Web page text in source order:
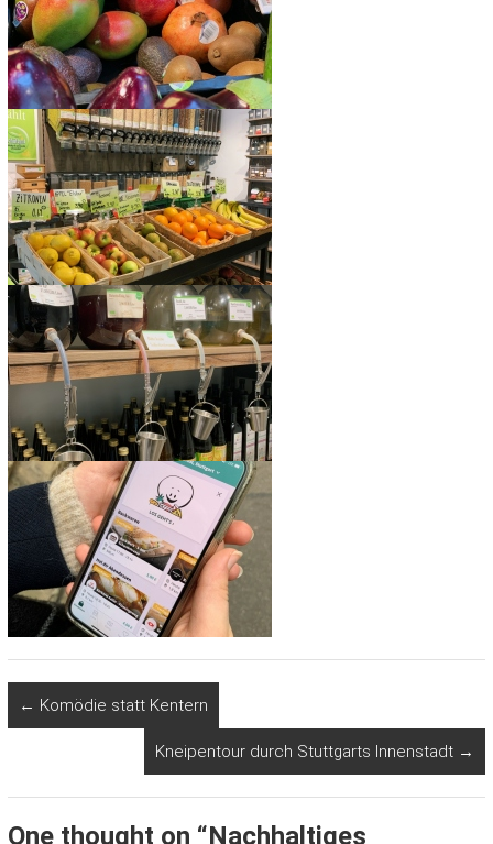
← Komödie statt Kentern
Kneipentour durch Stuttgarts Innenstadt →
One thought on “Nachhaltiges